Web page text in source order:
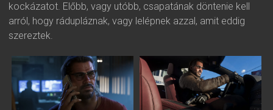
kockázatot. Előbb, vagy utóbb, csapatának döntenie kell
arról, hogy rádupláznak, vagy lelépnek azzal, amit eddig
szereztek.